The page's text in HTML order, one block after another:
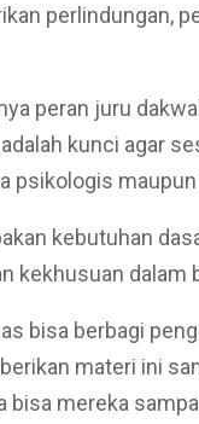
perlindungan,
peran juru
kunci agar
psikologis
kebutuhan
kekhusuan dalam
bisa berbagi
materi ini
mereka